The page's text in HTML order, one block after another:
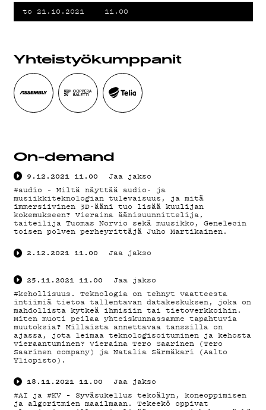
KIRJAUDU SISÄÄN
to 21.10.2021 11.00
Yhteistyö­kumppanit
On-demand
9.12.2021 11.00
Jaa jakso
#audio – Miltä näyttää audio- ja
musiikkiteknologian tulevaisuus, ja mitä
immersiivinen 3D-ääni tuo lisää kuulijan
kokemukseen? Vieraina äänisuunnittelija,
taiteilija Tuomas Norvio sekä muusikko, Genelecin
toisen polven perheyrittäjä Juho Martikainen.
2.12.2021 11.00 Jaa jakso
25.11.2021 11.00
Jaa jakso
#kehollisuus. Teknologia on tehnyt vaatteesta
intiimiä tietoa tallentavan datakeskuksen, joka on
mahdollista kytkeä ihmisiin tai tietoverkkoihin.
Miten muoti peilaa yhteiskunnassamme tapahtuvia
muutoksia? Millaista annettavaa tanssilla on
ajassa, jota leimaa teknologisoituminen ja kehosta
vieraantuminen? Vieraina Tero Saarinen (Tero
Saarinen company) ja Natalia Särmäkari (Aalto
Yliopisto).
18.11.2021 11.00
Jaa jakso
#AI ja #KV – Syväsukellus tekoälyn, koneoppimisen
ja algoritmien maailmaan. Tekeekö oppivat